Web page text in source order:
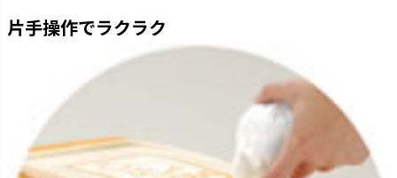
片手操作でラクラク